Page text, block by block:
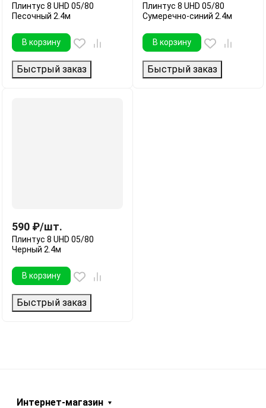
Плинтус 8 UHD 05/80
Песочный 2.4м
В корзину
Быстрый заказ
Плинтус 8 UHD 05/80
Сумеречно-синий 2.4м
В корзину
Быстрый заказ
590 ₽/шт.
Плинтус 8 UHD 05/80
Черный 2.4м
В корзину
Быстрый заказ
Интернет-магазин